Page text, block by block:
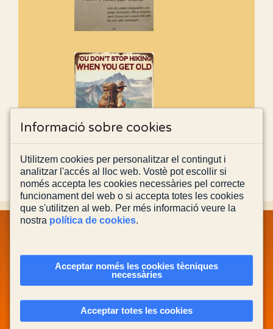
POLÍTICA DE COOKIES
CONTACTA'NS
Actualitzada el
Informació sobre cookies
Utilitzem cookies per personalitzar el contingut i
analitzar l'accés al lloc web. Vostè pot escollir si
només accepta les cookies necessàries pel correcte
funcionament del web o si accepta totes les cookies
que s'utilitzen al web. Per més informació veure la
nostra política de cookies.
Acceptar només les cookies tècniques
necessàries
Acceptar totes les cookies